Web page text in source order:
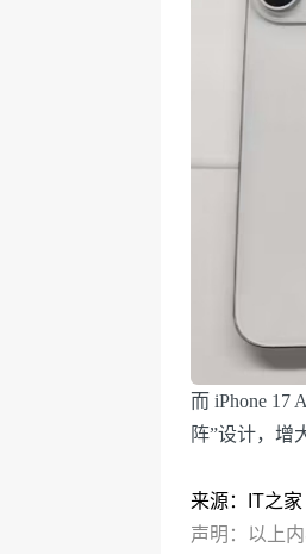
而 iPhone 17
阵”设计，增
来源：IT之家
声明：以上